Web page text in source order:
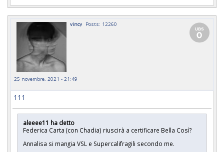
vincy Posts: 12260
25 novembre, 2021 - 21:49
111
aleeee11 ha detto
Federica Carta (con Chadia) riuscirà a certificare Bella Così?
Annalisa si mangia VSL e Supercalifragili secondo me.